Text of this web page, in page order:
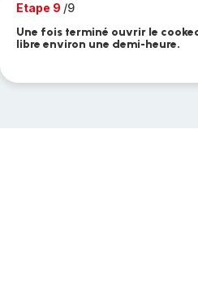
Etape 9 /9
Une fois terminé ouvrir le
libre environ une demi-heure.